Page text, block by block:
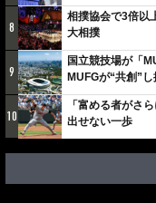
8
相撲協会で3倍以
大相撲
9
国立競技場が「
MUFGが“共創”
10
「富める者がさ
出せない一歩